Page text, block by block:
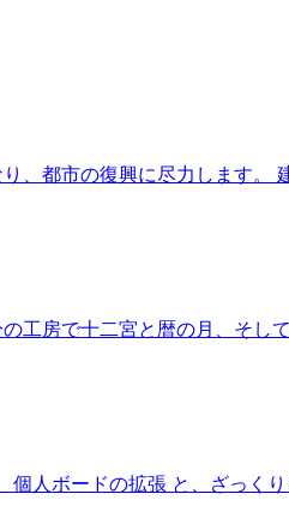
、都市の復興に尽力します。
工房で十二宮と暦の月、そし
人ボードの拡張 と、ざっく